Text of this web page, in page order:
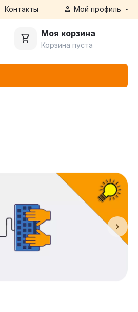
Контакты Мой профиль
Моя корзина
Корзина пуста